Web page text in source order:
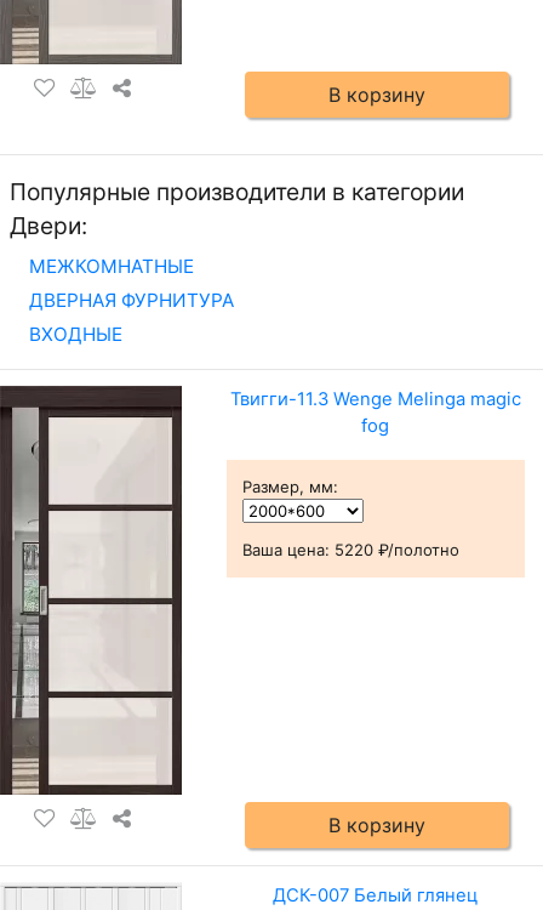
В корзину
Популярные производители в категории
Двери:
МЕЖКОМНАТНЫЕ
ДВЕРНАЯ ФУРНИТУРА
ВХОДНЫЕ
Твигги-11.3 Wenge Melinga magic
fog
Размер, мм:
Ваша цена: 5220 ₽/полотно
В корзину
ДСК-007 Белый глянец